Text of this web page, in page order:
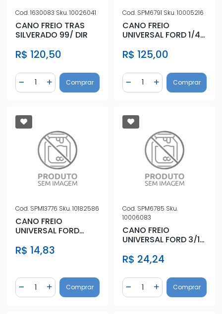
Cod.1630083 Sku.10026041
CANO FREIO TRAS
SILVERADO 99/ DIR
R$ 120,50
Diminuir Quantidade
Quantidade
Adicionar Quantidade
Comprar
Cod. SPM6791 Sku.10005216
CANO FREIO
UNIVERSAL FORD 1/4
R$ 125,00
Diminuir Quantidade
Quantidade
AdicionarComprar
Cod. SPM13776 Sku.10182586
CANO FREIO
UNIVERSAL FORD
R$ 14,83
Diminuir Quantidade
Quantidade
Adicionar Quantidade
Comprar
Cod. SPM6785 Sku.
10006083
CANO FREIO
UNIVERSAL FORD 3/16
R$ 24,24
Diminuir Quantidade
Quantidade
AdicionarComprar